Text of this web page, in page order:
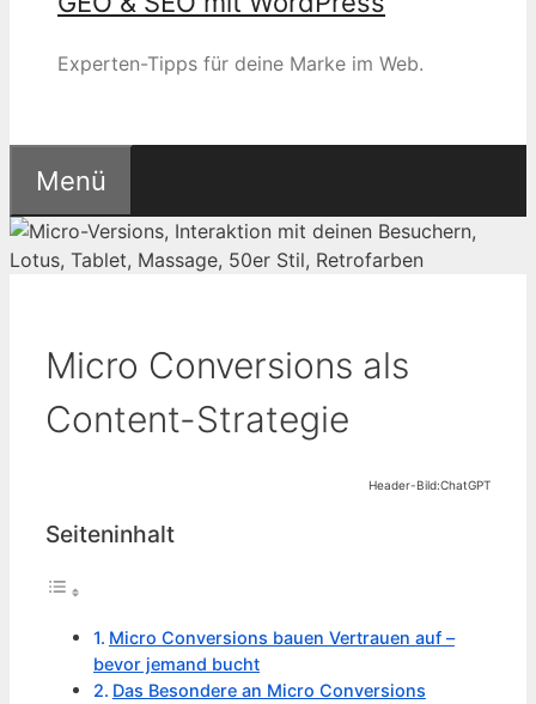
Experten-Tipps für deine Marke im Web.
Menü
Micro Conversions als
Content-Strategie
Header-Bild:ChatGPT
Seiteninhalt
Micro Conversions bauen Vertrauen auf –
bevor jemand bucht
Das Besondere an Micro Conversions